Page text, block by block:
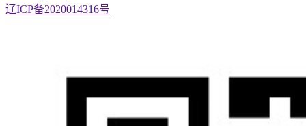
辽ICP备2020014316号